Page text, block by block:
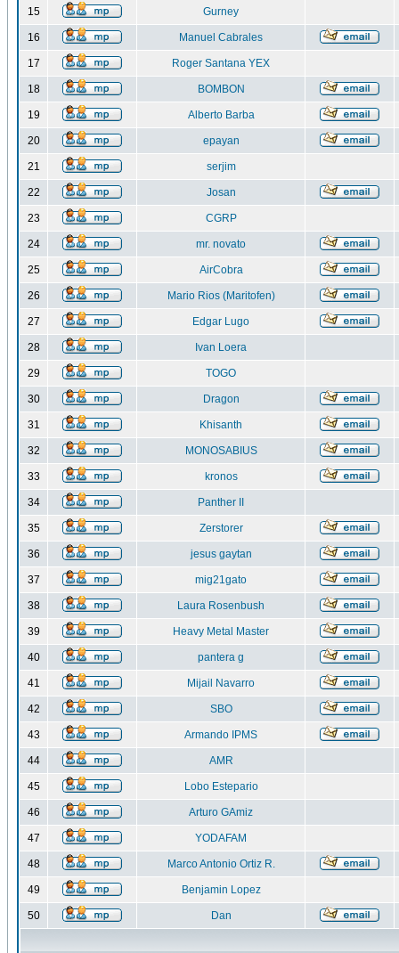
15 Gurney
16 Manuel Cabrales
17 Roger Santana YEX
18 BOMBON
19 Alberto Barba
20 epayan
21 serjim
22 Josan
23 CGRP
24 mr. novato
25 AirCobra
26 Mario Rios (Maritofen)
27 Edgar Lugo
28 Ivan Loera
29 TOGO
30 Dragon
31 Khisanth
32 MONOSABIUS
33 kronos
34 Panther II
35 Zerstorer
36 jesus gaytan
37 mig21gato
38 Laura Rosenbush
39 Heavy Metal Master
40 pantera g
41 Mijail Navarro
42 SBO
43 Armando IPMS
44 AMR
45 Lobo Estepario
46 Arturo GAmiz
47 YODAFAM
48 Marco Antonio Ortiz R.
49 Benjamin Lopez
50 Dan